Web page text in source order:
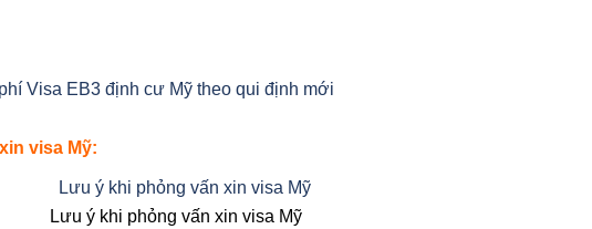
Visa EB3 định cư Mỹ theo qui định mới
visa Mỹ:
Lưu ý khi phỏng vấn xin visa Mỹ